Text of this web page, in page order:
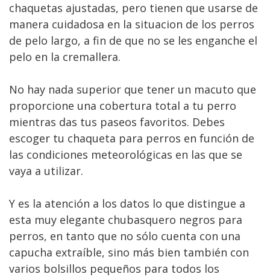
chaquetas ajustadas, pero tienen que usarse de
manera cuidadosa en la situacion de los perros
de pelo largo, a fin de que no se les enganche el
pelo en la cremallera.
No hay nada superior que tener un macuto que
proporcione una cobertura total a tu perro
mientras das tus paseos favoritos. Debes
escoger tu chaqueta para perros en función de
las condiciones meteorológicas en las que se
vaya a utilizar.
Y es la atención a los datos lo que distingue a
esta muy elegante chubasquero negros para
perros, en tanto que no sólo cuenta con una
capucha extraíble, sino más bien también con
varios bolsillos pequeños para todos los